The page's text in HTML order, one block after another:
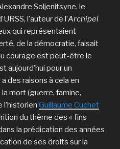
Soljenitsyne, le
l’auteur de l’Archipel
qui représentaient
de la démocratie, faisait
courage est peut-être le
aujourd’hui pour un
des raisons à cela en
mort (guerre, famine,
l’historien Guillaume Cuchet
du thème des « fins
la prédication des années
de ses droits sur la